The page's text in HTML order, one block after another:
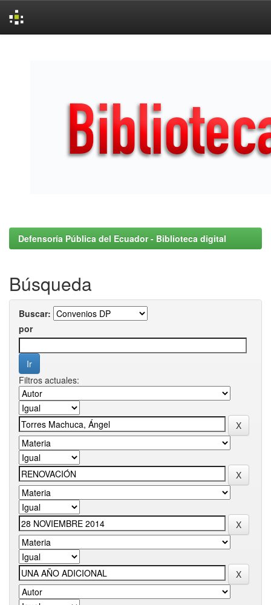
Defensoría Pública del Ecuador - Biblioteca digital
Búsqueda
Buscar:
por
Filtros actuales: